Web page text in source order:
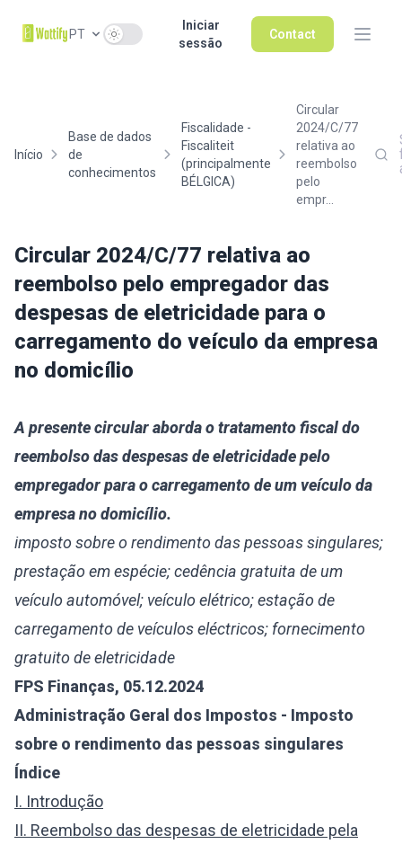
PT Use setting
Iniciar
sessão
Contact
Início
Base de dados
de
conhecimentos
Fiscalidade -
Fiscaliteit
(principalmente
BÉLGICA)
Circular
2024/C/77
relativa ao
reembolso
pelo
empr...
Circular 2024/C/77 relativa ao
reembolso pelo empregador das
despesas de eletricidade para o
carregamento do veículo da empresa
no domicílio
A presente circular aborda o tratamento fiscal do
reembolso das despesas de eletricidade pelo
empregador para o carregamento de um veículo da
empresa no domicílio.
imposto sobre o rendimento das pessoas singulares;
prestação em espécie; cedência gratuita de um
veículo automóvel; veículo elétrico; estação de
carregamento de veículos eléctricos; fornecimento
gratuito de eletricidade
FPS Finanças, 05.12.2024
Administração Geral dos Impostos - Imposto
sobre o rendimento das pessoas singulares
Índice
I. Introdução
II. Reembolso das despesas de eletricidade pela